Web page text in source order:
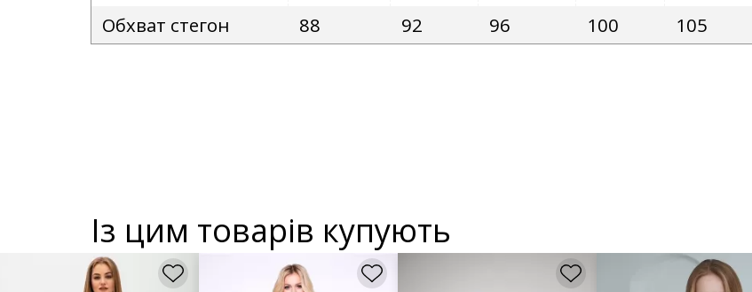
Обхват стегон
88 92 96 100 105
Із цим товарів купують